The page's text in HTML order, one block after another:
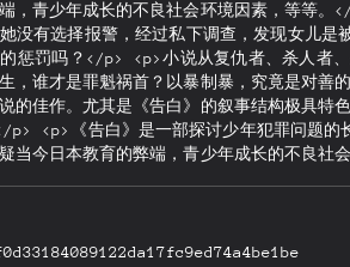
，青少年成长的不良社会环境因素，等等
没有选择报警，经过私下调查，发现女儿
惩罚吗？</p> <p>小说从复仇者、杀人者
，谁才是罪魁祸首？以暴制暴，究竟是对
的佳作。尤其是《告白》的叙事结构极具特
<p>《告白》是一部探讨少年犯罪问题的
当今日本教育的弊端，青少年成长的不良社
教师、家长、学生，谁才是罪魁祸首？以暴
部悬疑式推理小说的佳作。尤其是《告白